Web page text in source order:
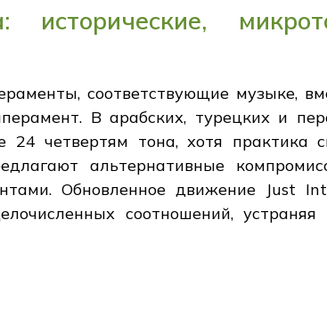
соответствующие музыке,
В арабских, турецких и
четвертям тона, хотя практика
альтернативные
Обновленное движение Just
соотношений,